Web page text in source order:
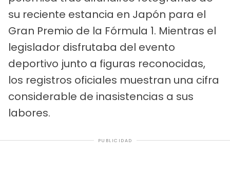
su reciente estancia en Japón para el
Gran Premio de la Fórmula 1. Mientras el
legislador disfrutaba del evento
deportivo junto a figuras reconocidas,
los registros oficiales muestran una cifra
considerable de inasistencias a sus
labores.
PUBLICIDAD